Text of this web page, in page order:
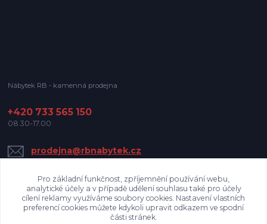
Nábytek RB - kamenná prodejna
+420 733 565 150
08.30-17.00
prodejna@rbnabytek.cz
Pro základní funkčnost, zpříjemnění používání webu,
analytické účely a v případě udělení souhlasu také pro účely
cílení reklamy využíváme soubory cookies. Nastavení vlastních
preferencí cookies můžete kdykoli upravit odkazem ve spodní
části stránek.